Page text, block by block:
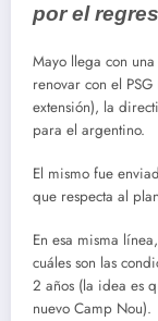
por el
Mayo llega con
renovar con el
extensión), la
para el argentino.
El mismo fue
que respecta al
En esa misma
cuáles son las
2 años (la idea es
nuevo Camp Nou).